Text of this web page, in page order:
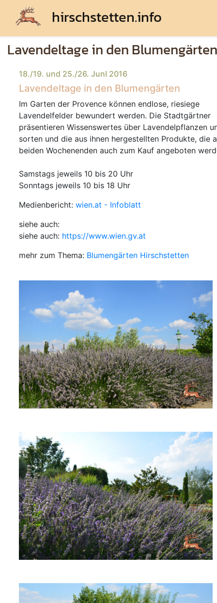
hirschstetten.info
Lavendeltage in den Blumengärten
18./19. und 25./26. JunI 2016
Lavendeltage in den Blumengärten
Im Garten der Provence können endlose, riesiege
Lavendelfelder bewundert werden. Die Stadtgärtner
präsentieren Wissenswertes über Lavendelpflanzen
sorten und die aus ihnen hergestellten Produkte, die
beiden Wochenenden auch zum Kauf angeboten
Samstags jeweils 10 bis 20 Uhr
Sonntags jeweils 10 bis 18 Uhr
Medienbericht: wien.at - Infoblatt
siehe auch:
siehe auch: https://www.wien.gv.at
mehr zum Thema: Blumengärten Hirschstetten